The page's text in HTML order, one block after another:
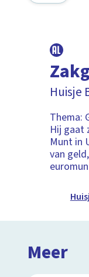
Huisje
Thema:
Hij gaat
Munt in
van
Meer